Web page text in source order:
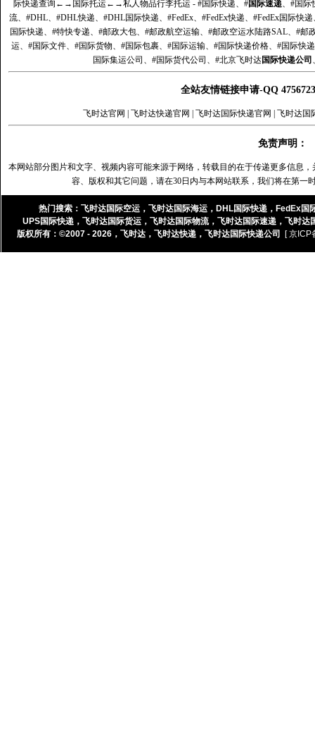
际快递查询 ←→ 国际托运←→私人物品行李托运 - #国际快递、#国际速递、#国际
流、#DHL、#DHL快递、#DHL国际快递、#FedEx、#FedEx快递、#FedEx国际快
国际快递、#特快专递、#邮政大包、#邮政航空运输、#邮政空运水陆路SAL、#
运、#国际文件、#国际货物、#国际包裹、#国际运输、#国际快递价格、#国际快
国际集运公司、#国际货代公司、#北京飞时达国际快递公司
全站友情链接申请-QQ
飞时达官网 飞时达快递官网 飞时达国际快递官网 飞时达国
免责声明：
本网站部分图片和文字、视频内容可能来源于网络，转载目的在于传递更多信息
容、版权和其它问题，请在30日内与本网站联系，我们将在第一
热门搜索： 飞时达国际空运 ， 飞时达国际海运 ， DHL国际快递 ， FedEx国
UPS国际快递 ， 飞时达国际货运 ， 飞时达国际物流， 飞时达国际速递 ， 飞时达
版权所有：©2007 - 2026， 飞时达， 飞时达快递， 飞时达国际快递公司 [ 京ICP